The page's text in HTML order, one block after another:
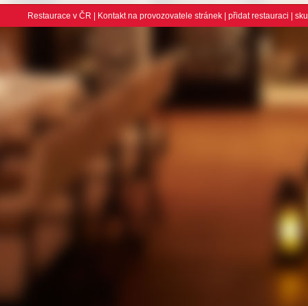
Restaurace v ČR Kontakt na provozovatele stránek přidat restauraci |